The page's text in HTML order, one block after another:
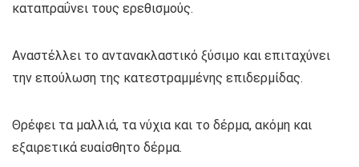
καταπραΰνει τους ερεθισμούς.
Αναστέλλει το αντανακλαστικό ξύσιμο και επιταχύνει
την επούλωση της κατεστραμμένης επιδερμίδας.
Θρέφει τα μαλλιά, τα νύχια και το δέρμα, ακόμη και
εξαιρετικά ευαίσθητο δέρμα.